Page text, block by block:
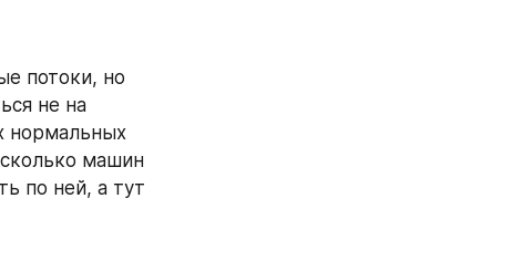
потоки, но
не на
нормальных
машин
по ней, а тут